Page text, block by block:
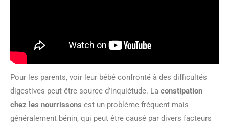
Pour les parents, voir leur bébé confronté à des difficultés
digestives peut être source d’inquiétude. La constipation
chez les nourrissons est un problème fréquent mais
généralement bénin, qui peut être causé par divers facteurs